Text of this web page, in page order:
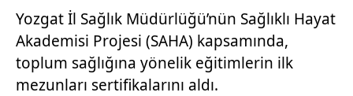
Yozgat İl Sağlık Müdürlüğü’nün Sağlıklı Hayat
Akademisi Projesi (SAHA) kapsamında,
toplum sağlığına yönelik eğitimlerin ilk
mezunları sertifikalarını aldı.